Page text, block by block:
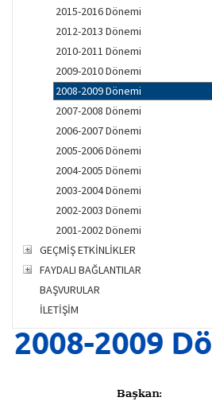
2015-2016 Dönemi
2012-2013 Dönemi
2010-2011 Dönemi
2009-2010 Dönemi
2008-2009 Dönemi
2007-2008 Dönemi
2006-2007 Dönemi
2005-2006 Dönemi
2004-2005 Dönemi
2003-2004 Dönemi
2002-2003 Dönemi
2001-2002 Dönemi
GEÇMİŞ ETKİNLİKLER
FAYDALI BAĞLANTILAR
BAŞVURULAR
İLETİŞİM